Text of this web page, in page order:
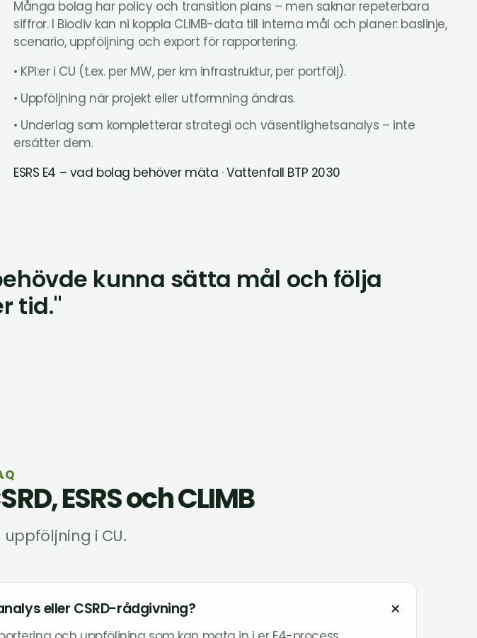
Många bolag har policy och transition plans – men saknar repeterbara
siffror. I Biodiv kan ni koppla CLIMB-data till interna mål och planer: baslinje,
scenario, uppföljning och export för rapportering.
• KPI:er i CU (t.ex. per MW, per km infrastruktur, per portfölj).
• Uppföljning när projekt eller utformning ändras.
• Underlag som kompletterar strategi och väsentlighetsanalys – inte
ersätter dem.
ESRS E4 – vad bolag behöver mäta ·Vattenfall BTP 2030
kunna sätta mål och följa
tid."
ESRS och CLIMB
i CU.
eller CSRD-rådgivning? +